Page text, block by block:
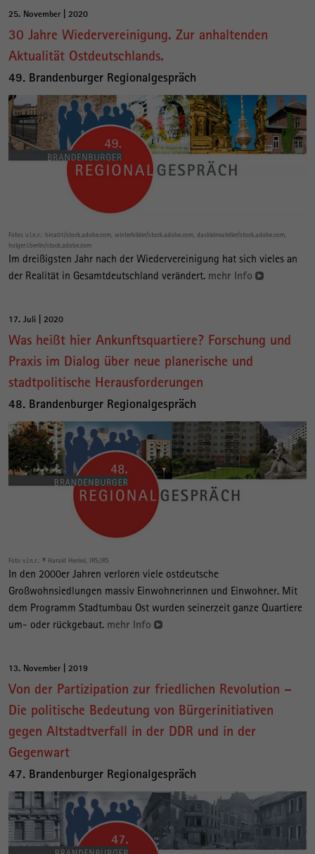
25. November | 2020
30 Jahre Wiedervereinigung. Zur anhaltenden
Aktualität Ostdeutschlands.
49. Brandenburger Regionalgespräch
Fotos v.l.n.r.: bina01/stock.adobe.com, winterbilder/stock.adobe.com, daskleineatelier/stock.adobe.com,
holger.l.berlin/stock.adobe.com
Im dreißigsten Jahr nach der Wiedervereinigung hat sich vieles an
der Realität in Gesamtdeutschland verändert. mehr Info
17. Juli | 2020
Was heißt hier Ankunftsquartiere? Forschung und
Praxis im Dialog über neue planerische und
stadtpolitische Herausforderungen
48. Brandenburger Regionalgespräch
Foto v.l.n.r.: © Harald Henkel, IRS,IRS
In den 2000er Jahren verloren viele ostdeutsche
Großwohnsiedlungen massiv Einwohnerinnen und Einwohner. Mit
dem Programm Stadtumbau Ost wurden seinerzeit ganze Quartiere
um- oder rückgebaut. mehr Info
13. November | 2019
Von der Partizipation zur friedlichen Revolution –
Die politische Bedeutung von Bürgerinitiativen
gegen Altstadtverfall in der DDR und in der
Gegenwart
47. Brandenburger Regionalgespräch